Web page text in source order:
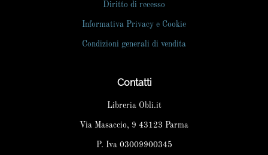
Diritto di recesso
Informativa Privacy e Cookie
Condizioni generali di vendita
Contatti
Libreria Obli.it
Via Masaccio, 9 43123 Parma
P. Iva 03009900345